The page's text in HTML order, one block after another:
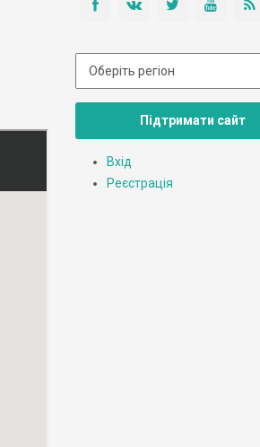
Підтримати сайт
Вхід
Реєстрація